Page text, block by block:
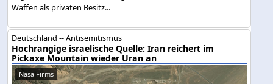
Waffen als privaten Besitz...
Deutschland -- Antisemitismus
Hochrangige israelische Quelle: Iran reichert im
Pickaxe Mountain wieder Uran an
Nasa Firms